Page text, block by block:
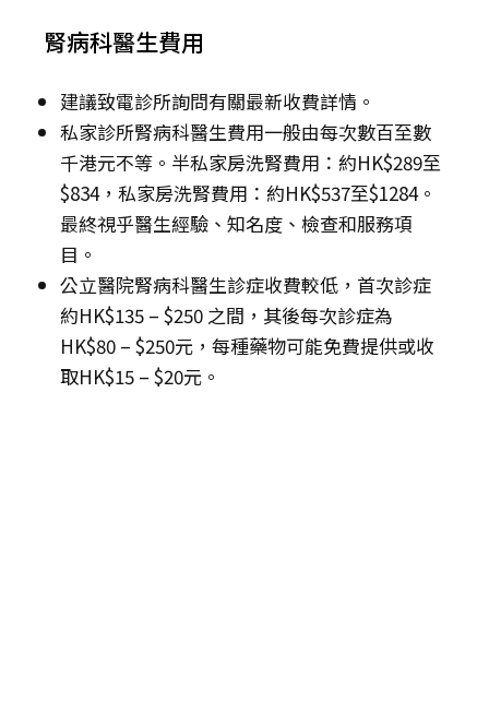
腎病科醫生費用
建議致電診所詢問有關最新收費詳情。
私家診所腎病科醫生費用一般由每次數百至數
千港元不等。半私家房洗腎費用：約HK$289至
$834，私家房洗腎費用：約HK$537至$1284。
最終視乎醫生經驗、知名度、檢查和服務項
目。
公立醫院腎病科醫生診症收費較低，首次診症
約HK$135 – $250 之間，其後每次診症為
HK$80 – $250元，每種藥物可能免費提供或收
取HK$15 – $20元。